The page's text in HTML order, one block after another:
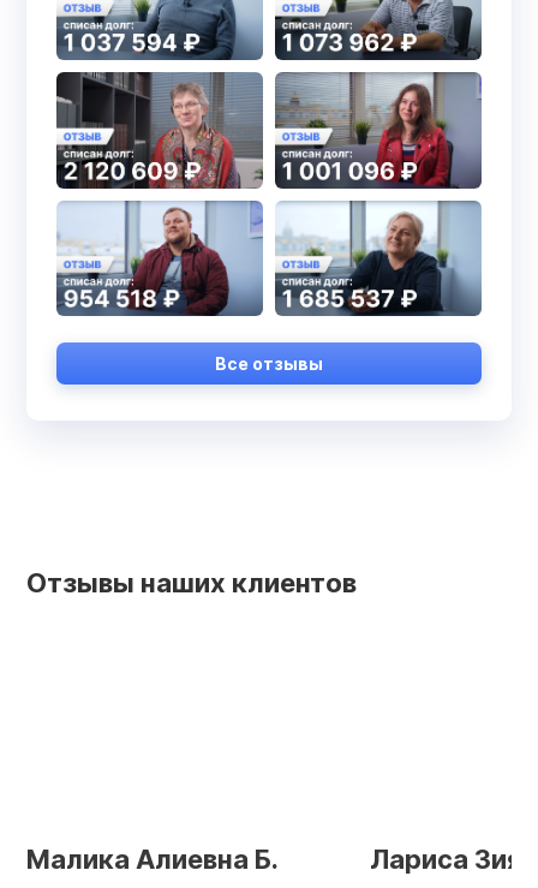
Все отзывы
Отзывы наших клиентов
Малика Алиевна Б. Лариса